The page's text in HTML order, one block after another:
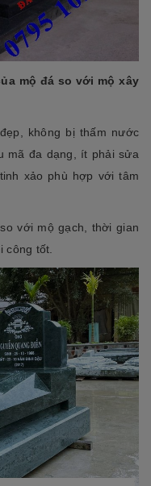
mộ đá so với mộ xây
không bị thấm nước
mã đa dạng, ít phải sửa
xảo phù hợp với tâm
với mộ gạch, thời gian
công tốt.